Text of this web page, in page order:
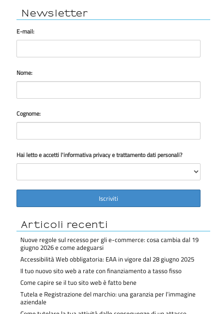
Newsletter
E-mail:
Nome:
Cognome:
Hai letto e accetti l'informativa privacy e trattamento dati personali?
Articoli recenti
Nuove regole sul recesso per gli e-commerce: cosa cambia dal 19
giugno 2026 e come adeguarsi
Accessibilità Web obbligatoria: EAA in vigore dal 28 giugno 2025
Il tuo nuovo sito web a rate con finanziamento a tasso fisso
Come capire se il tuo sito web è fatto bene
Tutela e Registrazione del marchio: una garanzia per l’immagine
aziendale